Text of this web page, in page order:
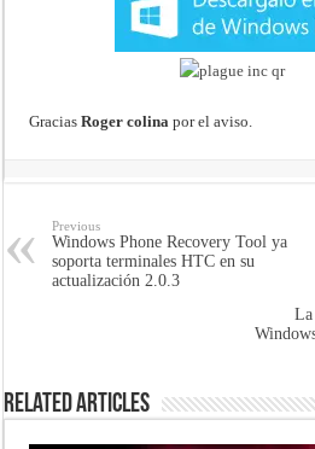
Gracias Roger colina por el aviso.
Previous
Windows Phone Recovery Tool ya
soporta terminales HTC en su
actualización 2.0.3
Related Articles